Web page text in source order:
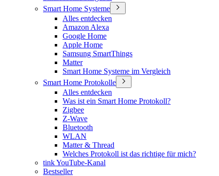
Smart Home Systeme
Alles entdecken
Amazon Alexa
Google Home
Apple Home
Samsung SmartThings
Matter
Smart Home Systeme im Vergleich
Smart Home Protokolle
Alles entdecken
Was ist ein Smart Home Protokoll?
Zigbee
Z-Wave
Bluetooth
WLAN
Matter & Thread
Welches Protokoll ist das richtige für mich?
tink YouTube-Kanal
Bestseller